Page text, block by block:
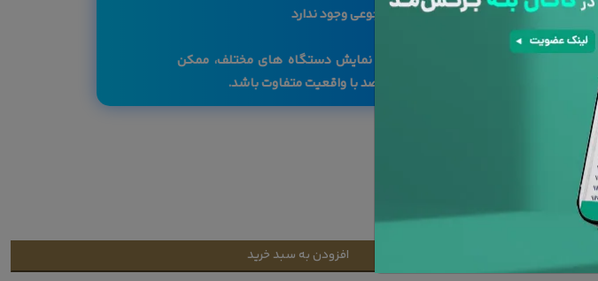
به دلیل سفارشی بودن کالا ، امکان مرجوعی وجود ندارد
با توجه به تفاوت رنگ ها در صفحه نمایش دستگاه های مختلف، ممکن
دونفره
افزودن به سبد خرید